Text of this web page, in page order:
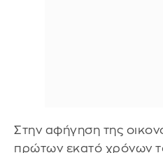
Στην αφήγηση της
πρώτων εκατό χρόνων